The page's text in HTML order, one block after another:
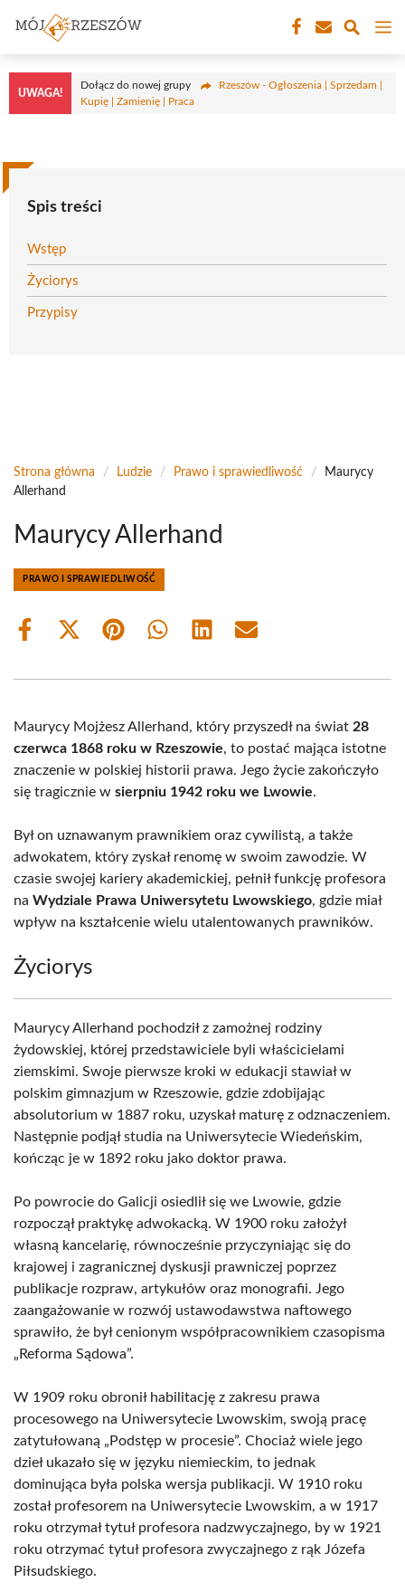
treści
UWAGA!
Dołącz do nowej grupy
Rzeszów - Ogłoszenia | Sprzedam |
Kupię | Zamienię | Praca
Spis treści
Wstęp
Życiorys
Przypisy
Strona główna / Ludzie / Prawo i sprawiedliwość /
Maurycy
Allerhand
Maurycy Allerhand
PRAWO I SPRAWIEDLIWOŚĆ
Share
Share
(Twitter)
Share Share Share Share
Maurycy Mojżesz Allerhand, który przyszedł na świat 28
czerwca 1868 roku w Rzeszowie, to postać mająca istotne
znaczenie w polskiej historii prawa. Jego życie zakończyło
się tragicznie w sierpniu 1942 roku we Lwowie.
Był on uznawanym prawnikiem oraz cywilistą, a także
adwokatem, który zyskał renomę w swoim zawodzie. W
czasie swojej kariery akademickiej, pełnił funkcję profesora
na Wydziale Prawa Uniwersytetu Lwowskiego, gdzie miał
wpływ na kształcenie wielu utalentowanych prawników.
Życiorys
Maurycy Allerhand pochodził z zamożnej rodziny
żydowskiej, której przedstawiciele byli właścicielami
ziemskimi. Swoje pierwsze kroki w edukacji stawiał w
polskim gimnazjum w Rzeszowie, gdzie zdobijając
absolutorium w 1887 roku, uzyskał maturę z odznaczeniem.
Następnie podjął studia na Uniwersytecie Wiedeńskim,
kończąc je w 1892 roku jako doktor prawa.
Po powrocie do Galicji osiedlił się we Lwowie, gdzie
rozpoczął praktykę adwokacką. W 1900 roku założył
własną kancelarię, równocześnie przyczyniając się do
krajowej i zagranicznej dyskusji prawniczej poprzez
publikacje rozpraw, artykułów oraz monografii. Jego
zaangażowanie w rozwój ustawodawstwa naftowego
sprawiło, że był cenionym współpracownikiem czasopisma
„Reforma Sądowa”.
W 1909 roku obronił habilitację z zakresu prawa
procesowego na Uniwersytecie Lwowskim, swoją pracę
zatytułowaną „Podstęp w procesie”. Chociaż wiele jego
dzieł ukazało się w języku niemieckim, to jednak
dominująca była polska wersja publikacji. W 1910 roku
został profesorem na Uniwersytecie Lwowskim, a w 1917
roku otrzymał tytuł profesora nadzwyczajnego, by w 1921
roku otrzymać tytuł profesora zwyczajnego z rąk Józefa
Piłsudskiego.